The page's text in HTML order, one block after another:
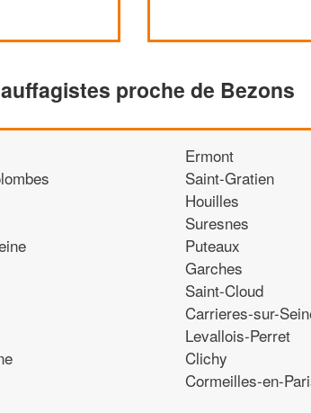
proche de Bezons
Ermont
Saint-Gratien
Houilles
Suresnes
Puteaux
Garches
Saint-Cloud
Carrieres-sur-
Levallois-Perret
Clichy
Cormeilles-en-